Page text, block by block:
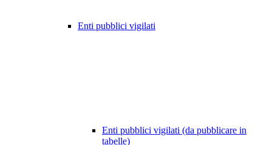
Enti pubblici vigilati
Enti pubblici vigilati (da pubblicare in
tabelle)